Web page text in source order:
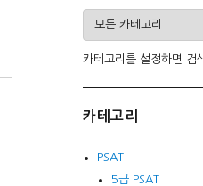
카테고리를 설정하면 검
카테고리
PSAT
5급 PSAT